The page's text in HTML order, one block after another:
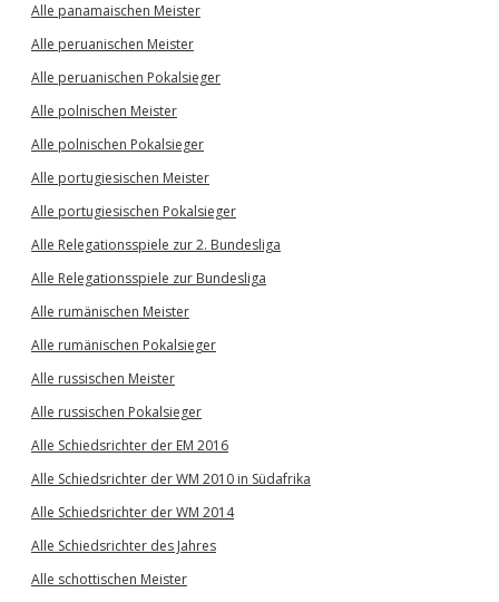
Alle panamaischen Meister
Alle peruanischen Meister
Alle peruanischen Pokalsieger
Alle polnischen Meister
Alle polnischen Pokalsieger
Alle portugiesischen Meister
Alle portugiesischen Pokalsieger
Alle Relegationsspiele zur 2. Bundesliga
Alle Relegationsspiele zur Bundesliga
Alle rumänischen Meister
Alle rumänischen Pokalsieger
Alle russischen Meister
Alle russischen Pokalsieger
Alle Schiedsrichter der EM 2016
Alle Schiedsrichter der WM 2010 in Südafrika
Alle Schiedsrichter der WM 2014
Alle Schiedsrichter des Jahres
Alle schottischen Meister